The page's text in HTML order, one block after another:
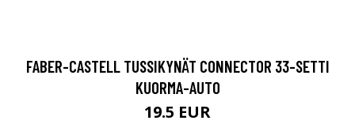
FABER-CASTELL TUSSIKYNÄT CONNECTOR 33-SETTI
KUORMA-AUTO
19.5 EUR